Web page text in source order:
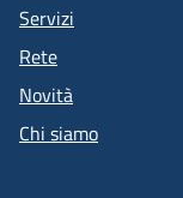
Servizi
Rete
Novità
Chi siamo